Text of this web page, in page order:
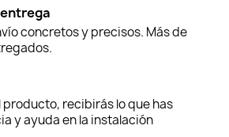
concretos y precisos. Más de
recibirás lo que has
y ayuda en la instalación